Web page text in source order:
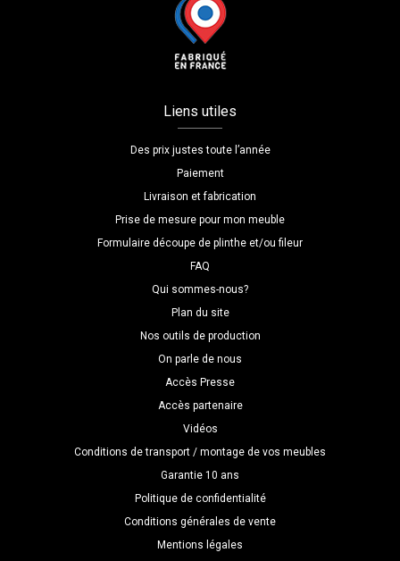
Liens utiles
Des prix justes toute l’année
Paiement
Livraison et fabrication
Prise de mesure pour mon meuble
Formulaire découpe de plinthe et/ou fileur
FAQ
Qui sommes-nous?
Plan du site
Nos outils de production
On parle de nous
Accès Presse
Accès partenaire
Vidéos
Conditions de transport / montage de vos meubles
Garantie 10 ans
Politique de confidentialité
Conditions générales de vente
Mentions légales